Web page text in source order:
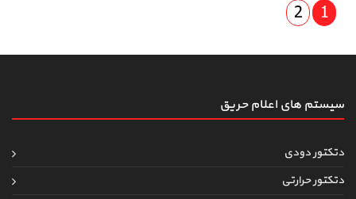
1
2
سیستم های اعلام حریق
دتکتور دودی
دتکتور حرارتی